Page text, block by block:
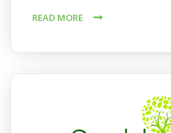
READ MORE